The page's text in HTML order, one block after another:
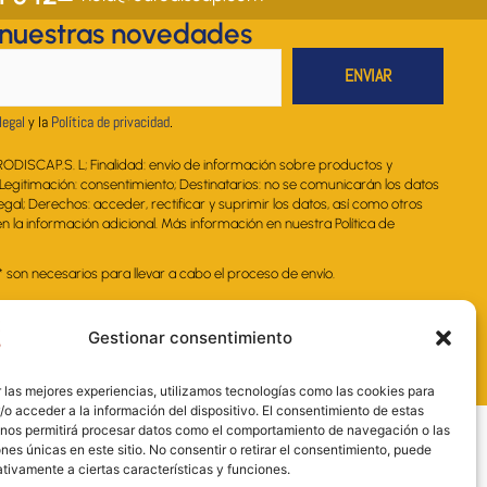
Gestionar consentimiento
las mejores experiencias, utilizamos tecnologías como las cookies para
o acceder a la información del dispositivo. El consentimiento de estas
permitirá procesar datos como el comportamiento de navegación o las
únicas en este sitio. No consentir o retirar el consentimiento, puede
a ciertas características y funciones.
g
r
o
o
d
i
b
e
a
p
novedades
y la Política de privacidad.
L; Finalidad: envío de información sobre productos y
consentimiento; Destinatarios: no se comunicarán los datos
Derechos: acceder, rectificar y suprimir los datos, así como otros
la información adicional. Más información en nuestra Política de
necesarios para llevar a cabo el proceso de envío.